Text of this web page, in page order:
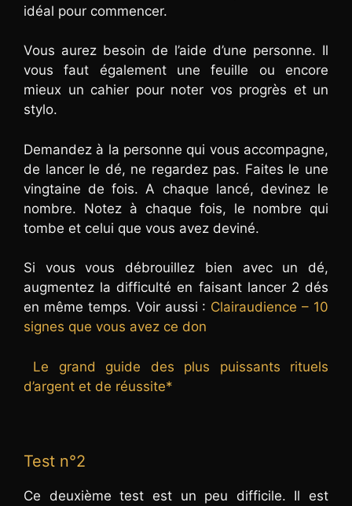
idéal pour commencer.
Vous aurez besoin de l’aide d’une personne. Il
vous faut également une feuille ou encore
mieux un cahier pour noter vos progrès et un
stylo.
Demandez à la personne qui vous accompagne,
de lancer le dé, ne regardez pas. Faites le une
vingtaine de fois. A chaque lancé, devinez le
nombre. Notez à chaque fois, le nombre qui
tombe et celui que vous avez deviné.
Si vous vous débrouillez bien avec un dé,
augmentez la difficulté en faisant lancer 2 dés
en même temps. Voir aussi : Clairaudience – 10
signes que vous avez ce don
Le grand guide des plus puissants rituels
d’argent et de réussite*
Test n°2
Ce deuxième test est un peu difficile. Il est